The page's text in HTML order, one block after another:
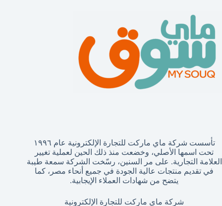
تأسست شركة ماي ماركت للتجارة الإلكترونية عام ١٩٩٦
تحت اسمها الأصلي، وخضعت منذ ذلك الحين لعملية تغيير
العلامة التجارية. على مر السنين، رسّخت الشركة سمعة طيبة
في تقديم منتجات عالية الجودة في جميع أنحاء مصر، كما
يتضح من شهادات العملاء الإيجابية.
شركة ماي ماركت للتجارة الإلكترونية